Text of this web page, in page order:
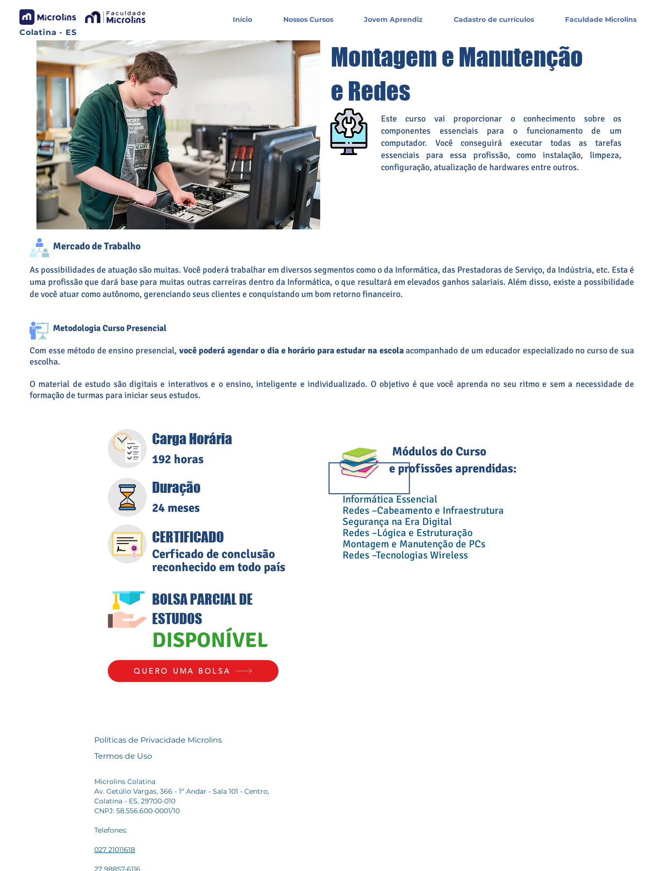
Início Nossos Cursos Jovem Aprendiz Cadastro de currículos Faculdade Microlins
Colatina - ES
Montagem e Manutenção
e Redes
Este curso vai proporcionar o conhecimento sobre os
componentes essenciais para o funcionamento de um
computador. Você conseguirá executar todas as tarefas
essenciais para essa profissão, como instalação, limpeza,
configuração, atualização de hardwares entre outros.
Mercado de Trabalho
As possibilidades de atuação são muitas. Você poderá trabalhar em diversos segmentos como o da Informática, das Prestadoras de Serviço, da Indústria, etc. Esta é
uma profissão que dará base para muitas outras carreiras dentro da Informática, o que resultará em elevados ganhos salariais. Além disso, existe a possibilidade
de você atuar como autônomo, gerenciando seus clientes e conquistando um bom retorno financeiro.
Metodologia Curso Presencial
Com esse método de ensino presencial, você poderá agendar o dia e horário para estudar na escolaacompanhado de um educador especializado no curso de sua
escolha.
O material de estudo são digitais e interativos e o ensino, inteligente e individualizado. O objetivo é que você aprenda no seu ritmo e sem a necessidade de
formação de turmas para iniciar seus estudos.
Carga Horária
192 horas
Duração
24 meses
CERTIFICADO
Cerficado de conclusão
reconhecido em todo país
Módulos do Curso
e profissões aprendidas:
Informática Essencial
Redes –Cabeamento e Infraestrutura
Segurança na Era Digital
Redes –Lógica e Estruturação
Montagem e Manutenção de PCs
Redes –Tecnologias Wireless
BOLSA PARCIAL DE
ESTUDOS
DISPONÍVEL
QUERO UMA BOLSA
Termos de Uso
Políticas de Privacidade Microlins
Microlins Colatina
Av. Getúlio Vargas, 366 - 1º Andar - Sala 101 - Centro,
Colatina - ES, 29700-010
CNPJ: 58.556.600-0001/10
Telefones:
027 21011618
27 98857-6116